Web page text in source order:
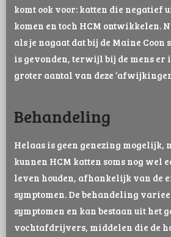
komt ook voor: katten die negatief
komen en toch HCM ontwikkelen.
als je nagaat dat bij de Maine Coon
is gevonden, terwijl bij de mens er
groter aantal van deze
Behandeling
Helaas is geen genezing mogelijk,
kunnen HCM katten soms nog wel
leven houden, afhankelijk van de
symptomen. De behandeling
symptomen en kan bestaan uit het
vochtafdrijvers, middelen die de